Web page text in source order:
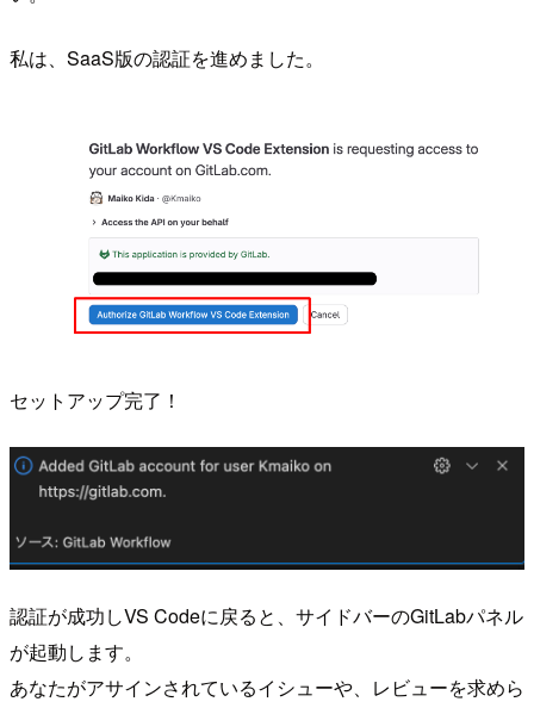
私は、SaaS版の認証を進めました。
セットアップ完了！
認証が成功しVS Codeに戻ると、サイドバーのGitLabパネル
が起動します。
あなたがアサインされているイシューや、レビューを求めら